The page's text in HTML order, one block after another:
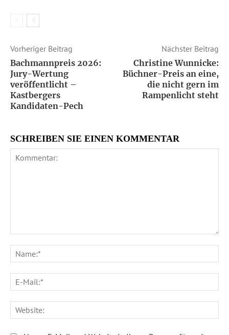
Vorheriger Beitrag
Bachmannpreis 2026:
Jury-Wertung
veröffentlicht –
Kastbergers
Kandidaten-Pech
Nächster Beitrag
Christine Wunnicke:
Büchner-Preis an eine,
die nicht gern im
Rampenlicht steht
SCHREIBEN SIE EINEN KOMMENTAR